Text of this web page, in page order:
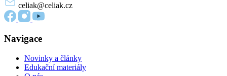
celiak@celiak.cz
Navigace
Novinky a články
Edukační materiály